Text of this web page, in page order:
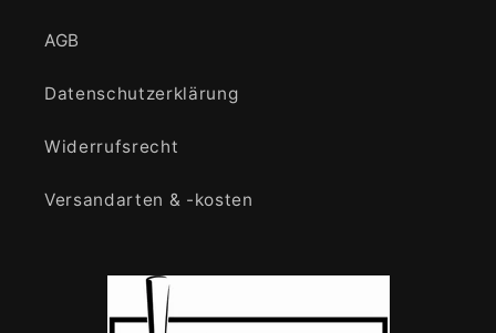
AGB
Datenschutzerklärung
Widerrufsrecht
Versandarten & -kosten